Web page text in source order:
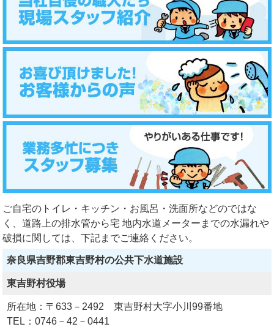
ご自宅のトイレ・キッチン・お風呂・洗面所などのではな
く、道路上の排水管から宅 地内水道メーターまでの水漏れや
破損に関しては、下記までご連絡ください。
奈良県吉野郡東吉野村の公共下水道施設
東吉野村役場
所在地：〒633－2492 東吉野村大字小川99番地
TEL：0746－42－0441